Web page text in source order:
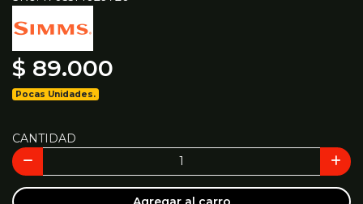
$ 89.000
Pocas Unidades.
CANTIDAD